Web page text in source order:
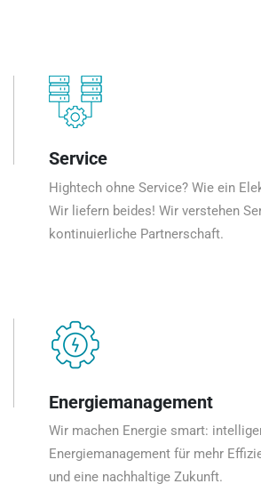
Service
Hightech ohne Service? Wie ein
Wir liefern beides! Wir verstehen
kontinuierliche Partnerschaft.
Energiemanagement
Wir machen Energie smart:
Energiemanagement für mehr
und eine nachhaltige Zukunft.